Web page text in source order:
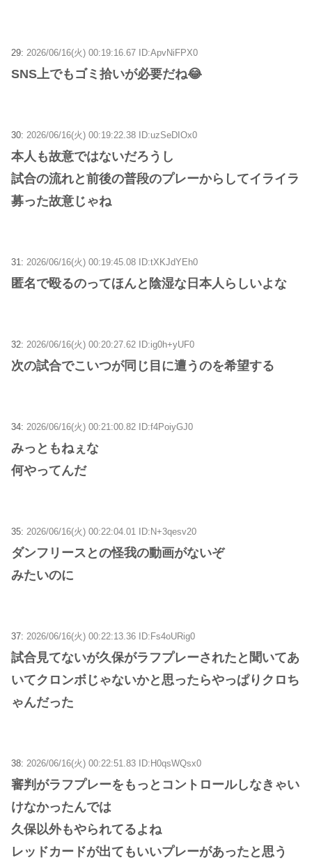
29: 2026/06/16(火) 00:19:16.67 ID:ApvNiFPX0
SNS上でもゴミ拾いが必要だね😂
30: 2026/06/16(火) 00:19:22.38 ID:uzSeDIOx0
本人も故意ではないだろうし
試合の流れと前後の普段のプレーからしてイライラ
募った故意じゃね
31: 2026/06/16(火) 00:19:45.08 ID:tXKJdYEh0
匿名で殴るのってほんと陰湿な日本人らしいよな
32: 2026/06/16(火) 00:20:27.62 ID:ig0h+yUF0
次の試合でこいつが同じ目に遭うのを希望する
34: 2026/06/16(火) 00:21:00.82 ID:f4PoiyGJ0
みっともねぇな
何やってんだ
35: 2026/06/16(火) 00:22:04.01 ID:N+3qesv20
ダンフリースとの怪我の動画がないぞ
みたいのに
37: 2026/06/16(火) 00:22:13.36 ID:Fs4oURig0
試合見てないが久保がラフプレーされたと聞いてあ
いてクロンボじゃないかと思ったらやっぱりクロち
ゃんだった
38: 2026/06/16(火) 00:22:51.83 ID:H0qsWQsx0
審判がラフプレーをもっとコントロールしなきゃい
けなかったんでは
久保以外もやられてるよね
レッドカードが出てもいいプレーがあったと思う